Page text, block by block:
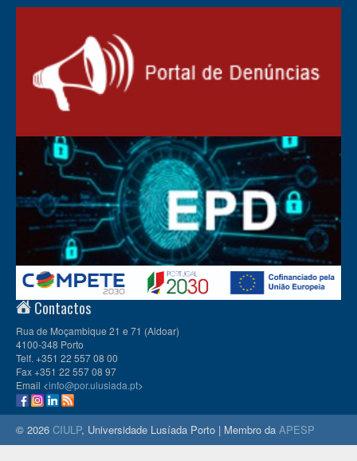
Contactos
Rua de Moçambique 21 e 71 (Aldoar)
4100-348 Porto
Telf. +351 22 557 08 00
Fax +351 22 557 08 97
Email <info@por.ulusiada.pt>
© 2026 CIULP, Universidade Lusíada Porto | Membro da APESP